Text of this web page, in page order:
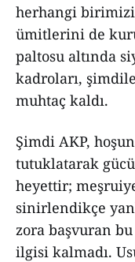
herhangi
ümitlerini de
paltosu altında
kadroları,
muhtaç kaldı.
Şimdi AKP,
tutuklatarak
heyettir;
sinirlendikçe
zora başvuran
ilgisi kalmadı.